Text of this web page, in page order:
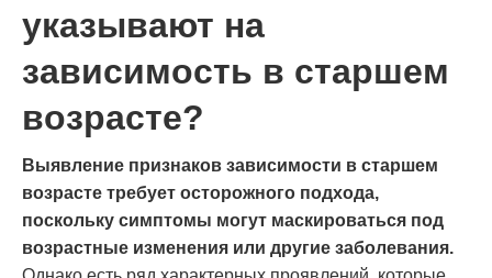
указывают на
зависимость в старшем
возрасте?
Выявление признаков зависимости в старшем
возрасте требует осторожного подхода,
поскольку симптомы могут маскироваться под
возрастные изменения или другие заболевания.